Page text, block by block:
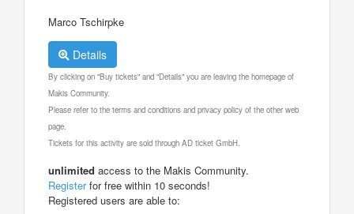
Marco Tschirpke
Details
By clicking on "Buy tickets" and "Details" you are leaving the homepage of
Makis Community.
Please refer to the terms and conditions and privacy policy of the other web
page.
Tickets for this activity are sold through AD ticket GmbH.
unlimited access to the Makis Community.
Registerfor free within 10 seconds!
Registered users are able to: